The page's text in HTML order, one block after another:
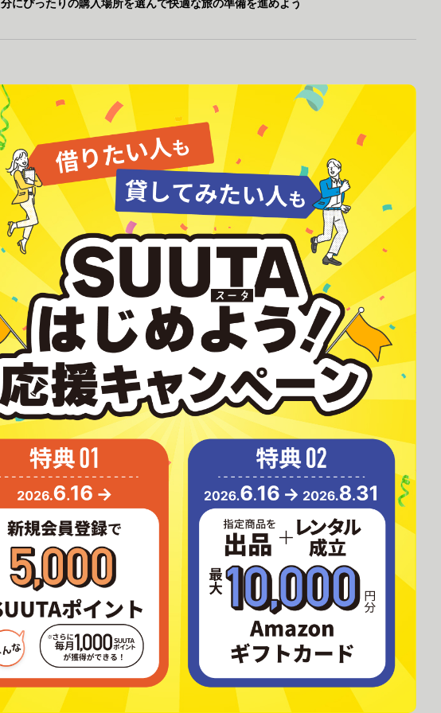
にぴったりの購入場所を選んで快適な旅の準備を進めよう